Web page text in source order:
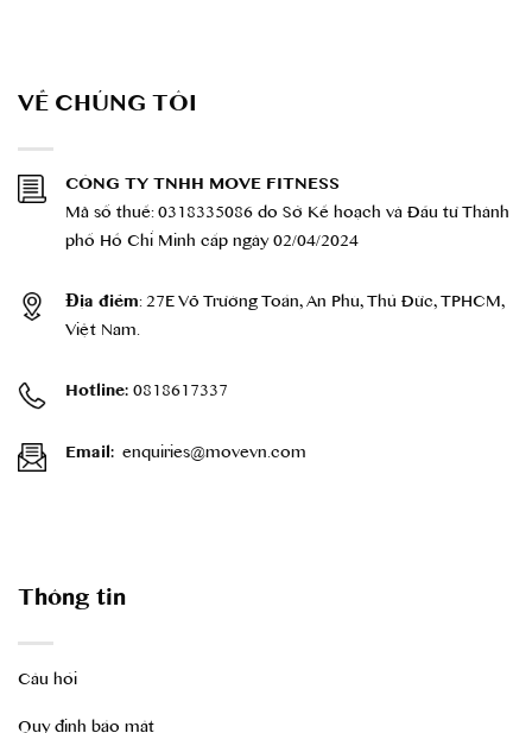
VỀ CHÚNG TÔI
CÔNG TY TNHH MOVE FITNESS
Mã số thuế: 0318335086 do Sở Kế hoạch và Đầu tư Thành
phố Hồ Chí Minh cấp ngày 02/04/2024
Địa điểm: 27E Võ Trường Toản, An Phú, Thủ Đức, TPHCM,
Việt Nam.
Hotline: 0818617337
Email: enquiries@movevn.com
Thông tin
Câu hỏi